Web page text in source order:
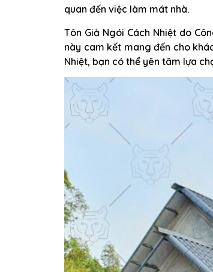
quan đến việc làm mát nhà.
Tôn Giả Ngói Cách Nhiệt do
này cam kết mang đến cho
Nhiệt, bạn có thể yên tâm lựa